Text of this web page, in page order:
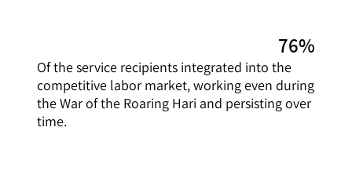
76%
Of the service recipients integrated into the
competitive labor market, working even during
the War of the Roaring Hari and persisting over
time.